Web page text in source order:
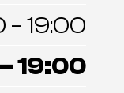
19:00
19:00